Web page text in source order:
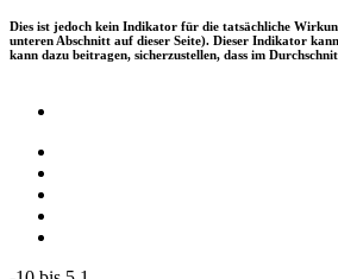
Dies ist jedoch kein Indikator für die tatsächliche
unteren Abschnitt auf dieser Seite). Dieser Indikator
kann dazu beitragen, sicherzustellen, dass im